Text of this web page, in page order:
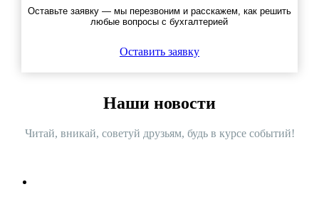
Оставьте заявку — мы перезвоним и расскажем, как решить
любые вопросы с бухгалтерией
Оставить заявку
Наши новости
Читай, вникай, советуй друзьям, будь в курсе событий!